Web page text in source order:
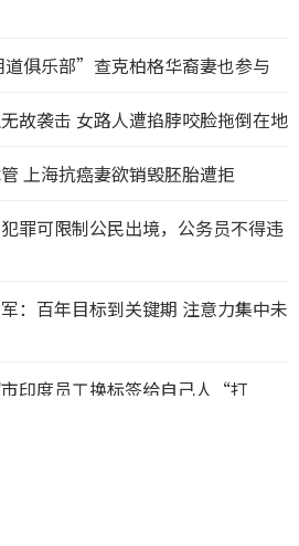
俱乐部”查克柏格华裔妻也参与
故袭击 女路人遭掐脖咬脸拖倒在地
上海抗癌妻欲销毁胚胎遭拒
罪可限制公民出境，公务员不得违
：百年目标到关键期 注意力集中未
印度员工换标签给自己人“打